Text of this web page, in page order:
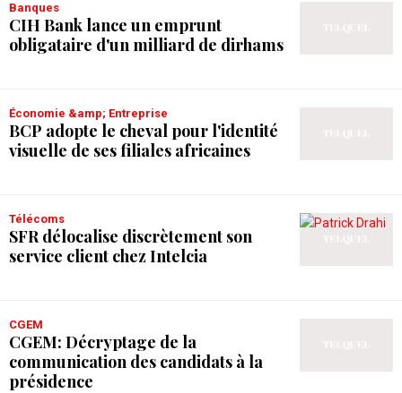
Banques
CIH Bank lance un emprunt
obligataire d'un milliard de dirhams
Économie &amp; Entreprise
BCP adopte le cheval pour l'identité
visuelle de ses filiales africaines
Télécoms
SFR délocalise discrètement son
service client chez Intelcia
CGEM
CGEM: Décryptage de la
communication des candidats à la
présidence